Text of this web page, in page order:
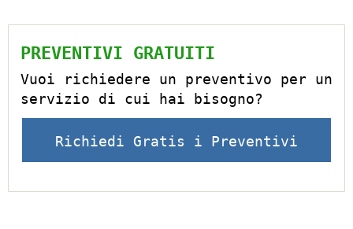
PREVENTIVI GRATUITI
Vuoi richiedere un preventivo per un
servizio di cui hai bisogno?
Richiedi Gratis i Preventivi